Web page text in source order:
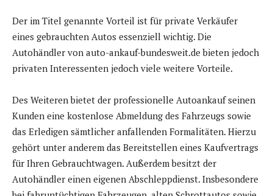
Der im Titel genannte Vorteil ist für private Verkäufer
eines gebrauchten Autos essenziell wichtig. Die
Autohändler von auto-ankauf-bundesweit.de bieten jedoch
privaten Interessenten jedoch viele weitere Vorteile.
Des Weiteren bietet der professionelle Autoankauf seinen
Kunden eine kostenlose Abmeldung des Fahrzeugs sowie
das Erledigen sämtlicher anfallenden Formalitäten. Hierzu
gehört unter anderem das Bereitstellen eines Kaufvertrags
für Ihren Gebrauchtwagen. Außerdem besitzt der
Autohändler einen eigenen Abschleppdienst. Insbesondere